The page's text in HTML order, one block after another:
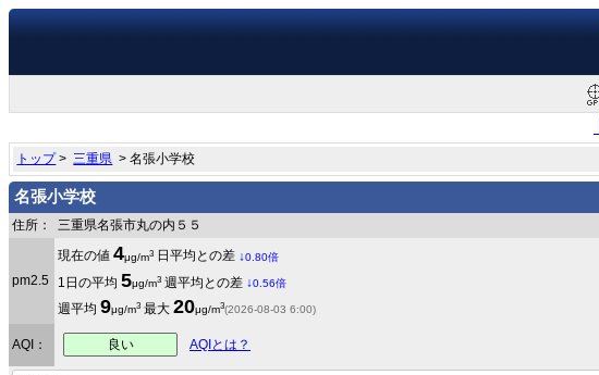
トップ>三重県 > 名張小学校
名張小学校
住所： 三重県名張市丸の内５５
pm2.5
現在の値 4μg/m3 日平均との差 ↓0.80倍
1日の平均 5μg/m3 週平均との差 ↓0.56倍
週平均 9μg/m3 最大 20μg/m3(2026-08-03 6:00)
AQI： 良い AQIとは？